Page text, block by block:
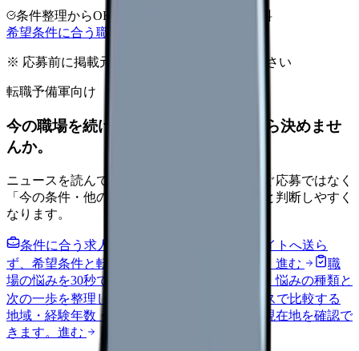
条件整理からOK
完全無料
希望条件に合う職場を相談する
※ 応募前に掲載元の最新情報を確認してください
転職予備軍向け
今の職場を続けるか、条件を比べてから決めませ
んか。
ニュースを読んで不安が強くなった時は、すぐ応募ではなく
「今の条件・他の選択肢・相談先」を分けると判断しやすく
なります。
条件に合う求人通知を受け取る
外部転職サイトへ送ら
ず、希望条件と転職時期を自社で預かります。 進む
職
場の悩みを30秒で診断
辞めるべきか迷う前に、悩みの種類と
次の一歩を整理します。
給料コンパスで比較する
地域・経験年数・施設形態から、今の給料の現在地を確認で
きます。 進む